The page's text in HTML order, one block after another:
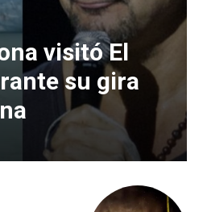
visitó El
su gira